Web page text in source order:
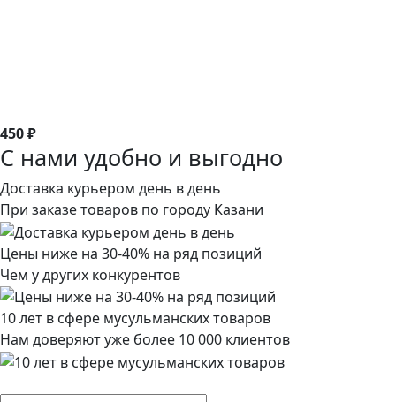
450 ₽
С нами удобно и выгодно
Доставка курьером день в день
При заказе товаров по городу Казани
Цены ниже на 30-40% на ряд позиций
Чем у других конкурентов
10 лет в сфере мусульманских товаров
Нам доверяют уже более 10 000 клиентов